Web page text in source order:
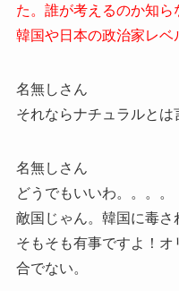
た。誰が考えるのか知ら
韓国や日本の政治家レベ
名無しさん
それならナチュラルとは
名無しさん
どうでもいいわ。。。。
敵国じゃん。韓国に毒さ
そもそも有事ですよ！
合でない。